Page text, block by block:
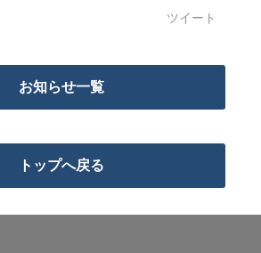
ツイート
お知らせ一覧
トップへ戻る